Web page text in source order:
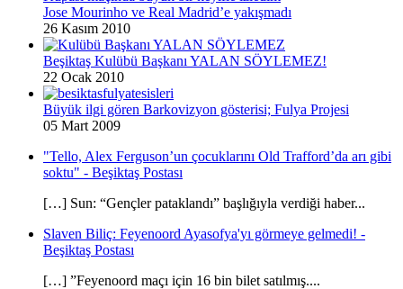
Jose Mourinho ve Real Madrid’e yakışmadı
26 Kasım 2010
Beşiktaş Kulübü Başkanı YALAN SÖYLEMEZ!
22 Ocak 2010
Büyük ilgi gören Barkovizyon gösterisi; Fulya Projesi
05 Mart 2009
"Tello, Alex Ferguson’un çocuklarını Old Trafford’da arı gibi
soktu" - Beşiktaş Postası
[…] Sun: “Gençler pataklandı” başlığıyla verdiği haber...
Slaven Biliç: Feyenoord Ayasofya'yı görmeye gelmedi! -
Beşiktaş Postası
[…] ”Feyenoord maçı için 16 bin bilet satılmış....